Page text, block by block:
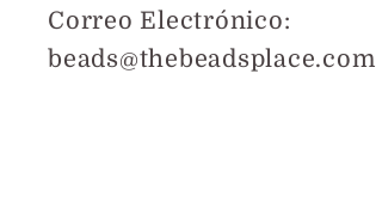
Correo Electrónico:
beads@thebeadsplace.com